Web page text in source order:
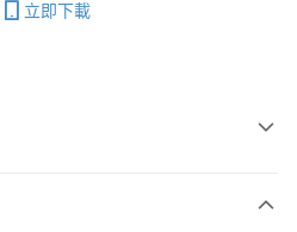
立即下載